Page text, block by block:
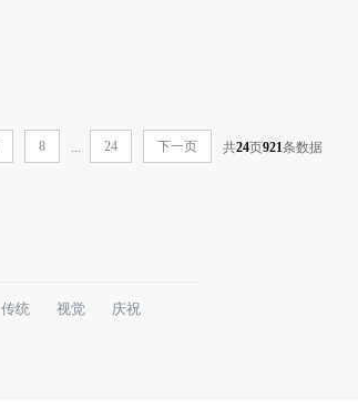
8 ... 24 下一页 共24页921条数据
传统 视觉 庆祝